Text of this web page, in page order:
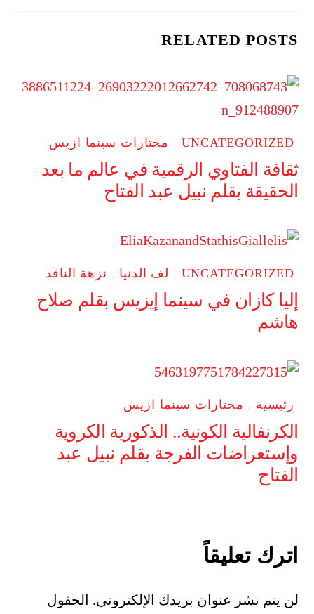
RELATED POSTS
UNCATEGORIZED
, مختارات سينما ازيس
ثقافة الفتاوي الرقمية في عالم ما بعد
الحقيقة بقلم نبيل عبد الفتاح
UNCATEGORIZED
, لف الدنيا , نزهة الناقد
إليا كازان في سينما إيزيس بقلم صلاح
هاشم
رئيسية مختارات سينما ازيس
الكرنفالية الكونية.. الذكورية الكروية
وإستعراضات الفرجة بقلم نبيل عبد
الفتاح
اترك تعليقاً
لن يتم نشر عنوان بريدك الإلكتروني. الحقول